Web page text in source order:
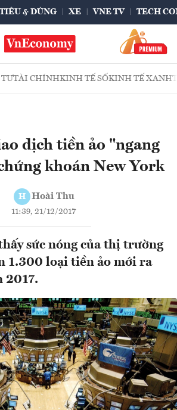
TIÊU & DÙNG XE VNE TV TECH
TÀI CHÍNHKINH TẾ SỐKINH TẾ XANH
dịch tiền ảo "ngang
khoán New York
H Hoài Thu
11:39, 21/12/2017
sức nóng của thị trường
1.300 loại tiền ảo mới ra
2017.